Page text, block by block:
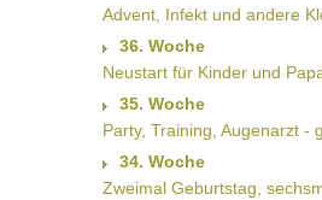
Advent, Infekt und andere
36. Woche
Neustart für Kinder und
35. Woche
Party, Training, Augenarzt -
34. Woche
Zweimal Geburtstag,